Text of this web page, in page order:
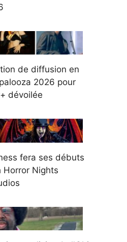
de diffusion en
2026 pour
dévoilée
fera ses débuts
Horror Nights